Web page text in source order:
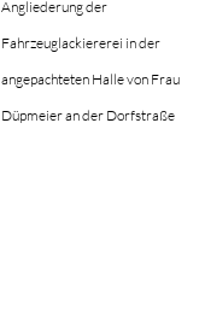
Angliederung der
Fahrzeuglackiererei in der
angepachteten Halle von Frau
Düpmeier an der Dorfstraße